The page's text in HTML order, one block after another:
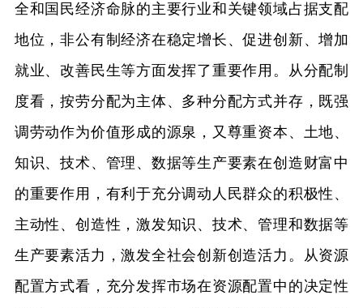
全和国民经济命脉的主要行业和关键领域占据支配
地位，非公有制经济在稳定增长、促进创新、增加
就业、改善民生等方面发挥了重要作用。从分配制
度看，按劳分配为主体、多种分配方式并存，既强
调劳动作为价值形成的源泉，又尊重资本、土地、
知识、技术、管理、数据等生产要素在创造财富中
的重要作用，有利于充分调动人民群众的积极性、
主动性、创造性，激发知识、技术、管理和数据等
生产要素活力，激发全社会创新创造活力。从资源
配置方式看，充分发挥市场在资源配置中的决定性